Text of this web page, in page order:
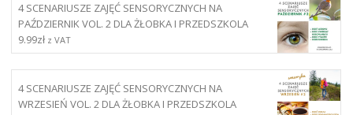
4 SCENARIUSZE ZAJĘĆ SENSORYCZNYCH NA
PAŹDZIERNIK VOL. 2 DLA ŻŁOBKA I PRZEDSZKOLA
9.99zł z VAT
4 SCENARIUSZE ZAJĘĆ SENSORYCZNYCH NA
WRZESIEŃ VOL. 2 DLA ŻŁOBKA I PRZEDSZKOLA